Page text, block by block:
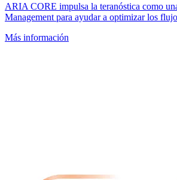
ARIA CORE impulsa la teranóstica como
Management para ayudar a optimizar los
Más información